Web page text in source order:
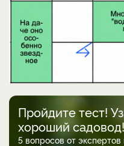
Пройдите тест!
хороший садовод!
5 вопросов от